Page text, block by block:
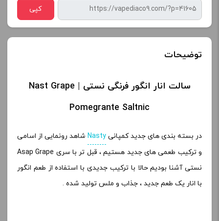
کپی
توضیحات
سالت انار انگور فرنگی نستی | Nast Grape
Pomegrante Saltnic
در بسته بندی های جدید کمپانی Nasty شاهد رونمایی از اسامی
و ترکیب طعمی های جدید هستیم ، قبل تر با سری Asap Grape
نستی آشنا بودیم حالا با ترکیب جدیدی با استفاده از طعم انگور
با انار یک طعم جدید ، جذاب و ملس تولید شده .